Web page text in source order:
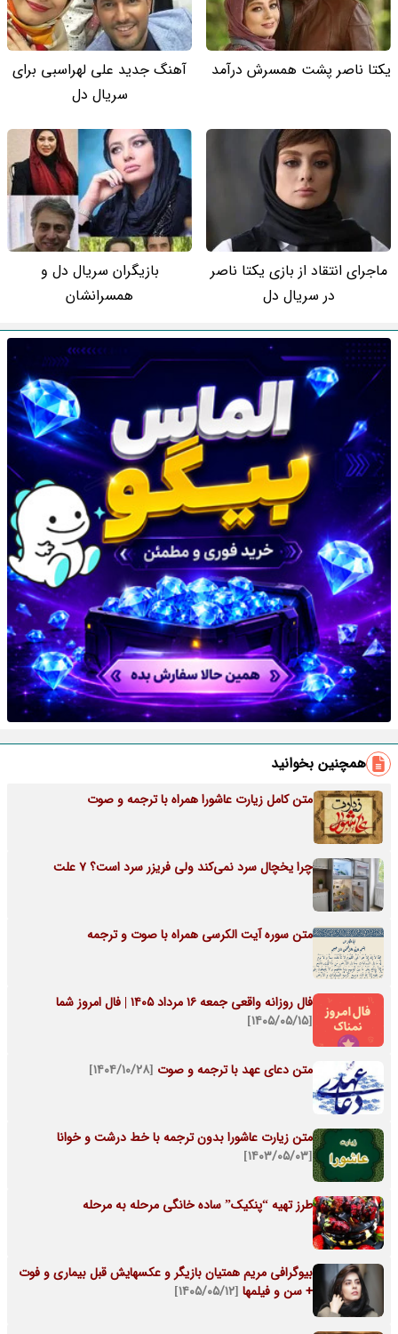
یکتا ناصر پشت همسرش درآمد
آهنگ جدید علی لهراسبی برای
سریال دل
ماجرای انتقاد از بازی یکتا ناصر
در سریال دل
بازیگران سریال دل و
همسرانشان
همچنین بخوانید
متن کامل زیارت عاشورا همراه با ترجمه و صوت
چرا یخچال سرد نمی‌کند ولی فریزر سرد است؟ 7 علت
متن سوره آیت الکرسی همراه با صوت و ترجمه
فال روزانه واقعی جمعه ۱۶ مرداد ۱۴۰۵ | فال امروز شما
[۱۴۰۵/۰۵/۱۵]
متن دعای عهد با ترجمه و صوت [۱۴۰۴/۱۰/۲۸]
متن زیارت عاشورا بدون ترجمه با خط درشت و خوانا
[۱۴۰۳/۰۵/۰۳]
طرز تهیه “پنکیک” ساده خانگی مرحله به مرحله
بیوگرافی مریم همتیان بازیگر و عکسهایش قبل بیماری و فوت
+ سن و فیلمها [۱۴۰۵/۰۵/۱۲]